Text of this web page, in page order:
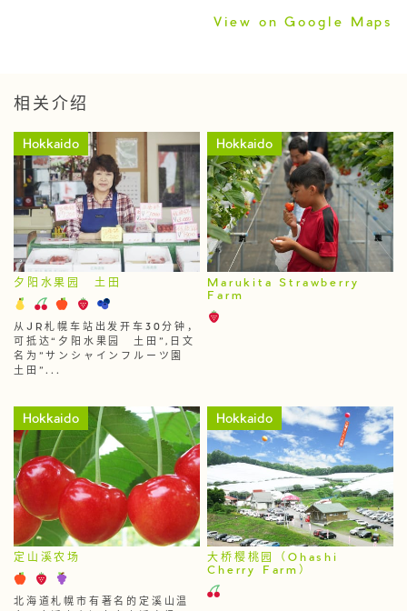
View on Google Maps
相关介绍
Hokkaido
夕阳水果园 土田
从JR札幌车站出发开车30分钟，
可抵达“夕阳水果园 土田”,日文
名为"サンシャインフルーツ園
土田"...
Hokkaido
Marukita Strawberry
Farm
Hokkaido
定山溪农场
北海道札幌市有著名的定溪山温
Hokkaido
大桥樱桃园（Ohashi
Cherry Farm）